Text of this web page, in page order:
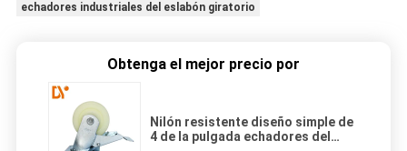
echadores industriales del eslabón giratorio
Obtenga el mejor precio por
Nilón resistente diseño simple de
4 de la pulgada echadores del